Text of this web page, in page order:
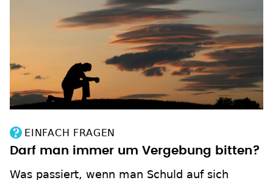
EINFACH FRAGEN
Darf man immer um Vergebung bitten?
Was passiert, wenn man Schuld auf sich